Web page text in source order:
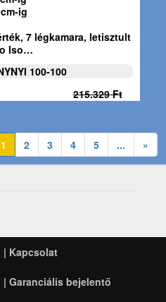
ig
7 légkamara, letisztult
Iso…
100-100
215.329 Ft
1 (current)
2 3 4 5 ... »
| Kapcsolat
| Garanciális bejelentő